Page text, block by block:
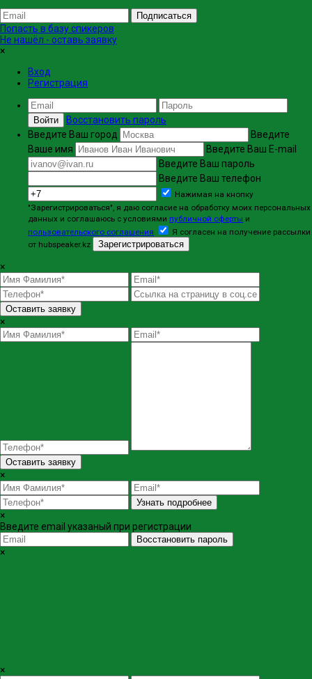
Подписаться
Попасть в базу спикеров
Не нашёл - оставь заявку
×
Вход
Регистрация
Войти
Восстановить пароль
Введите Ваш город
Введите
Ваше имя
Введите Ваш E-mail
Введите Ваш пароль
Введите Ваш телефон
Нажимая на кнопку
"Зарегистрироваться", я даю согласие на обработку моих персональных
данных и соглашаюсь с условиями публичной оферты и
пользовательского соглашения
Я согласен на получение рассылки
от hubspeaker.kz
Зарегистрироваться
×
Оставить заявку
×
Оставить заявку
×
Узнать подробнее
×
Введите email указаный при регистрации
Восстановить пароль
×
×